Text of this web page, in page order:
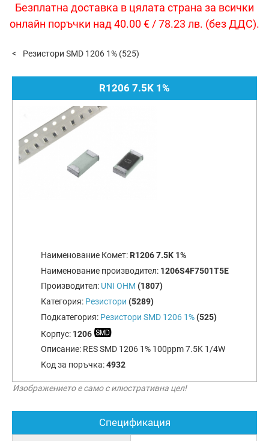
Безплатна доставка в цялата страна за всички
онлайн поръчки над 40.00 € / 78.23 лв. (без ДДС).
Резистори SMD 1206 1% (525)
R1206 7.5K 1%
Наименование Комет: R1206 7.5K 1%
Наименование производител: 1206S4F7501T5E
Производител: UNI OHM (1807)
Категория: Резистори (5289)
Подкатегория: Резистори SMD 1206 1% (525)
Корпус: 1206
Описание: RES SMD 1206 1% 100ppm 7.5K 1/4W
Код за поръчка:4932
Изображението е само с илюстративна цел!
Спецификация